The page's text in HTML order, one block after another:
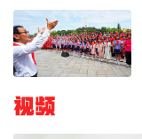
视频